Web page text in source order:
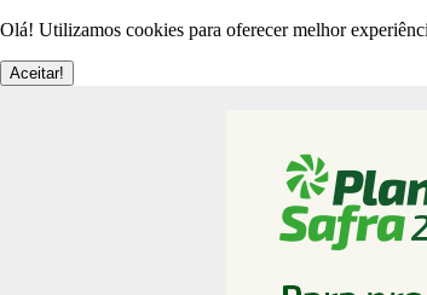
Olá! Utilizamos cookies para oferecer melhor
Aceitar!